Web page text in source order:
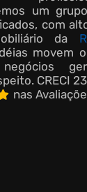
um
com
da
movem
CRECI
nas